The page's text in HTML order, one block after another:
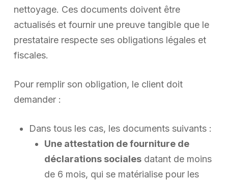
nettoyage. Ces documents doivent être
actualisés et fournir une preuve tangible que le
prestataire respecte ses obligations légales et
fiscales.
Pour remplir son obligation, le client doit
demander :
Dans tous les cas, les documents suivants :
Une attestation de fourniture de
déclarations socialesdatant de moins
de 6 mois, qui se matérialise pour les